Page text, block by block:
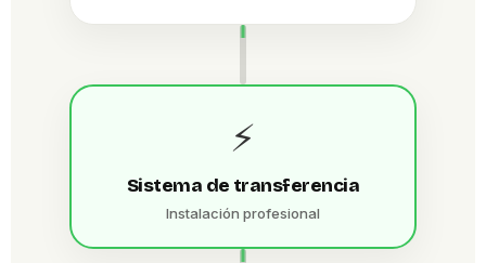
⚡
Sistema de transferencia
Instalación profesional